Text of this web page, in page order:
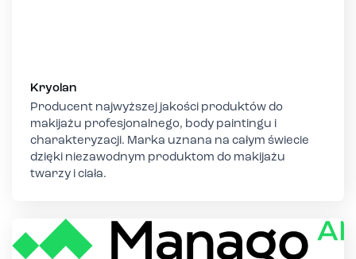
Kryolan
Producent najwyższej jakości produktów do
makijażu profesjonalnego, body paintingu i
charakteryzacji. Marka uznana na całym świecie
dzięki niezawodnym produktom do makijażu
twarzy i ciała.